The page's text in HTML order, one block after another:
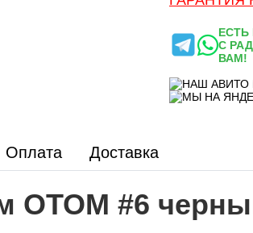
С
ВАМ!
Оплата Доставка
OTOM #6